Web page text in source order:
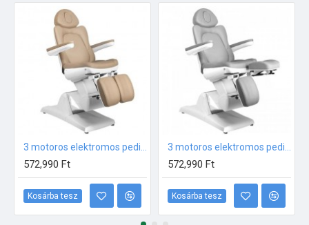
572,990 Ft
Kosárba tesz
572,990 Ft
Kosárba tesz